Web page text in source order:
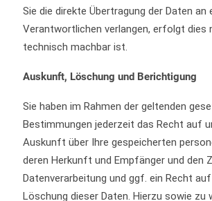
Sie die direkte Übertragung der Daten an
Verantwortlichen verlangen, erfolgt dies
technisch machbar ist.
Auskunft, Löschung und Berichtigung
Sie haben im Rahmen der geltenden
Bestimmungen jederzeit das Recht auf
Auskunft über Ihre gespeicherten
deren Herkunft und Empfänger und den
Datenverarbeitung und ggf. ein Recht
Löschung dieser Daten. Hierzu sowie zu